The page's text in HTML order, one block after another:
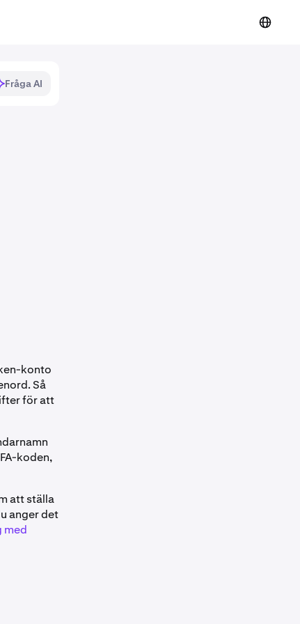
Fråga AI
konto
Så
för att
koden,
att ställa
anger det
med